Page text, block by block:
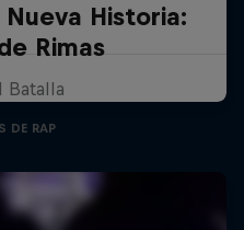
Historia:
Rimas
Batalla
DE RAP